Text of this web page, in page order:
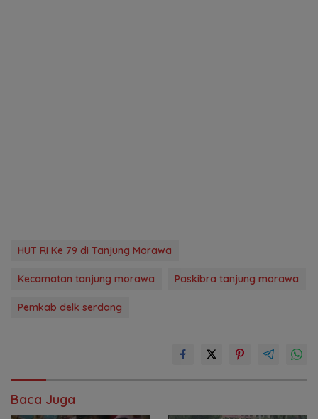
HUT RI Ke 79 di Tanjung Morawa
Kecamatan tanjung morawa Paskibra tanjung morawa
Pemkab delk serdang
Baca Juga